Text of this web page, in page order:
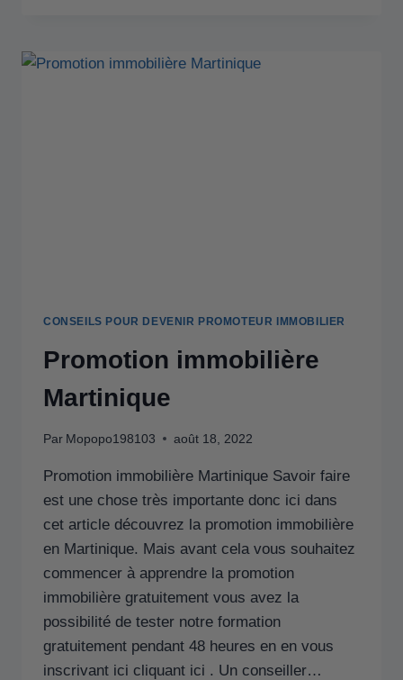
CONSEILS POUR DEVENIR PROMOTEUR IMMOBILIER
Promotion immobilière
Martinique
Par Mopopo198103 août 18, 2022
Promotion immobilière Martinique Savoir faire
est une chose très importante donc ici dans
cet article découvrez la promotion immobilière
en Martinique. Mais avant cela vous souhaitez
commencer à apprendre la promotion
immobilière gratuitement vous avez la
possibilité de tester notre formation
gratuitement pendant 48 heures en en vous
inscrivant ici cliquant ici . Un conseiller…